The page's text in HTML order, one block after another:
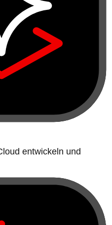
entwickeln und